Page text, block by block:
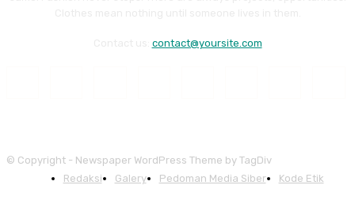
contact@yoursite.com
© Copyright - Newspaper WordPress Theme by TagDiv
Redaksi
Galery Pedoman Media Siber Kode Etik